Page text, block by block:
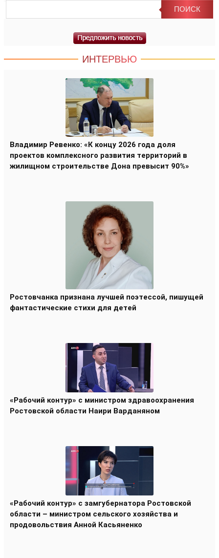
ИНТЕРВЬЮ
Владимир Ревенко: «К концу 2026 года доля
проектов комплексного развития территорий в
жилищном строительстве Дона превысит 90%»
Ростовчанка признана лучшей поэтессой, пишущей
фантастические стихи для детей
«Рабочий контур» с министром здравоохранения
Ростовской области Наири Варданяном
«Рабочий контур» с замгубернатора Ростовской
области – министром сельского хозяйства и
продовольствия Анной Касьяненко